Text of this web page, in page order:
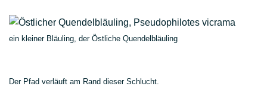
ein kleiner Bläuling, der Östliche Quendelbläuling
Der Pfad verläuft am Rand dieser Schlucht.